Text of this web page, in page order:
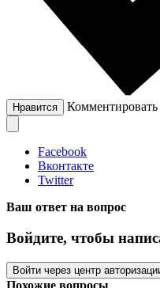
Нравится Комментировать
Facebook
Вконтакте
Twitter
Ваш ответ на вопрос
Войдите, чтобы
Войти через центр
Похожие вопросы